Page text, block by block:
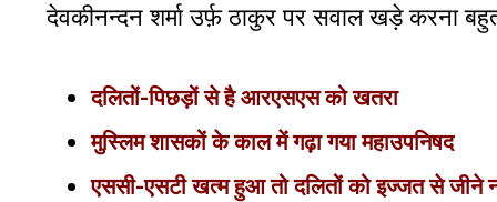
देवकीनन्दन शर्मा उर्फ़ ठाकुर पर सवाल खड़े करना
दलितों-पिछड़ों से है आरएसएस को खतरा
मुस्लिम शासकों के काल में गढ़ा गया महाउपनिषद
एससी-एसटी खत्म हुआ तो दलितों को इज्जत से जीने